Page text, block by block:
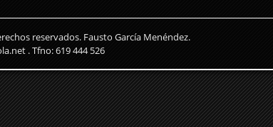
reservados. Fausto García Menéndez.
. Tfno: 619 444 526